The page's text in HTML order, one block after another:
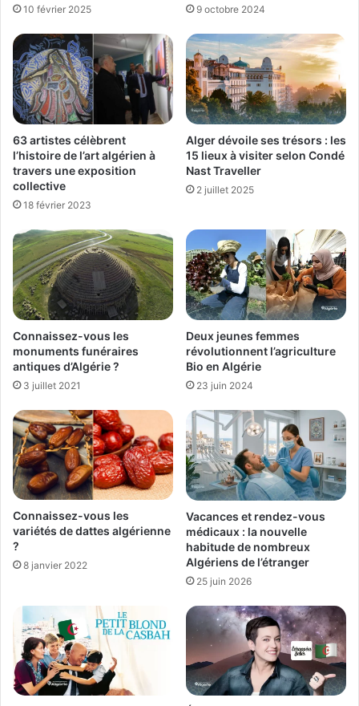
10 février 2025 9 octobre 2024
63 artistes célèbrent
l’histoire de l’art algérien à
travers une exposition
collective
18 février 2023
Alger dévoile ses trésors : les
15 lieux à visiter selon Condé
Nast Traveller
2 juillet 2025
Connaissez-vous les
monuments funéraires
antiques d’Algérie ?
3 juillet 2021
Deux jeunes femmes
révolutionnent l’agriculture
Bio en Algérie
23 juin 2024
Connaissez-vous les
variétés de dattes algérienne
?
8 janvier 2022
Vacances et rendez-vous
médicaux : la nouvelle
habitude de nombreux
Algériens de l’étranger
25 juin 2026